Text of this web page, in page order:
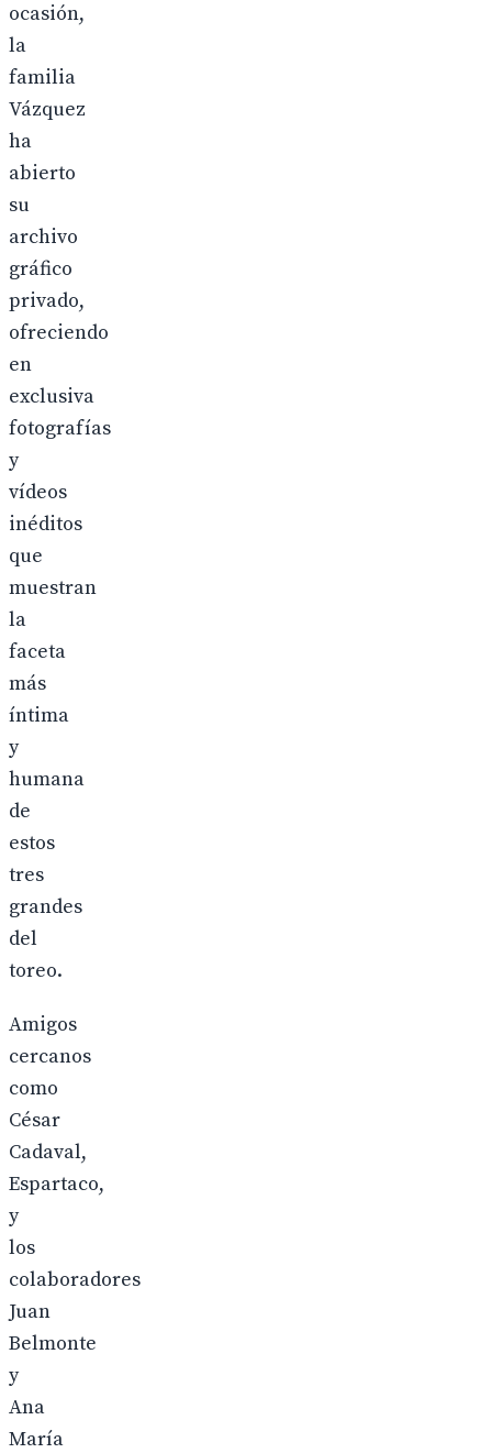
ocasión,
la
familia
Vázquez
ha
abierto
su
archivo
gráfico
privado,
ofreciendo
en
exclusiva
fotografías
y
vídeos
inéditos
que
muestran
la
faceta
más
íntima
y
humana
de
estos
tres
grandes
del
toreo.
Amigos
cercanos
como
César
Cadaval,
Espartaco,
y
los
colaboradores
Juan
Belmonte
y
Ana
María